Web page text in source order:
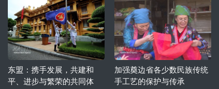
东盟：携手发展，共建和
平、进步与繁荣的共同体
加强奠边省各少数民族传统
手工艺的保护与传承